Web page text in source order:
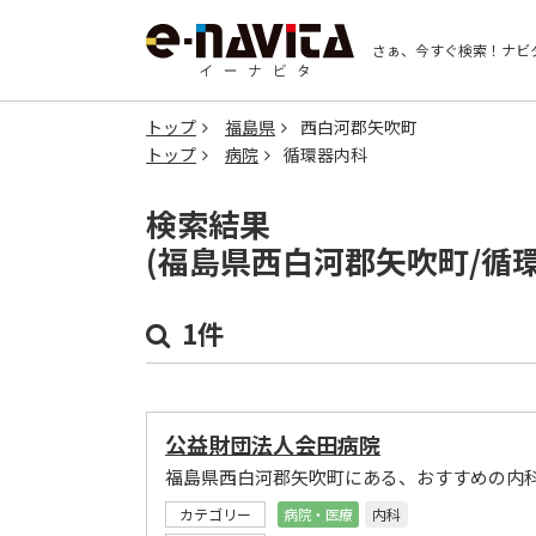
さぁ、今すぐ検索！ ナビ
トップ 福島県
西白河郡矢吹町
トップ
病院 循環器内科
検索結果
(福島県西白河郡矢吹町/循
1件
公益財団法人会田病院
福島県西白河郡矢吹町にある、おすすめの内
カテゴリー 病院・医療
内科